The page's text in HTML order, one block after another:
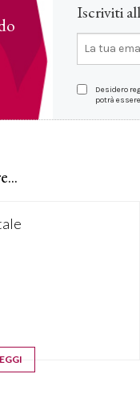
Iscriviti
Desidero
potrà